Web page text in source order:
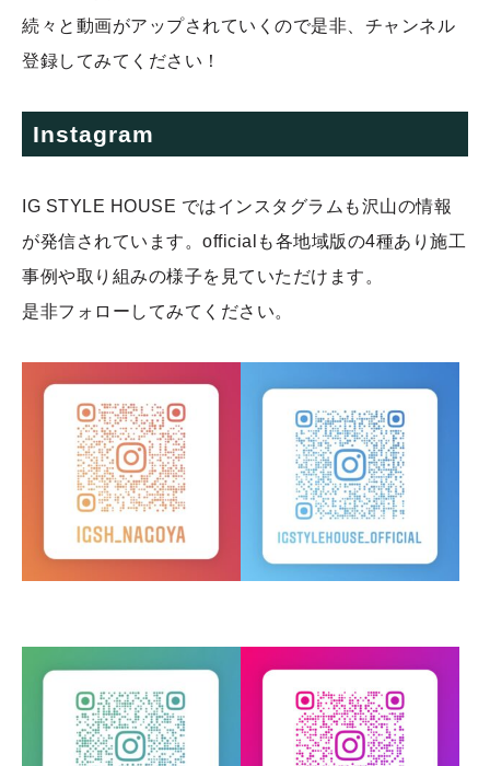
続々と動画がアップされていくので是非、チャンネル
登録してみてください！
Instagram
IG STYLE HOUSE ではインスタグラムも沢山の情報
が発信されています。officialも各地域版の4種あり施工
事例や取り組みの様子を見ていただけます。
是非フォローしてみてください。